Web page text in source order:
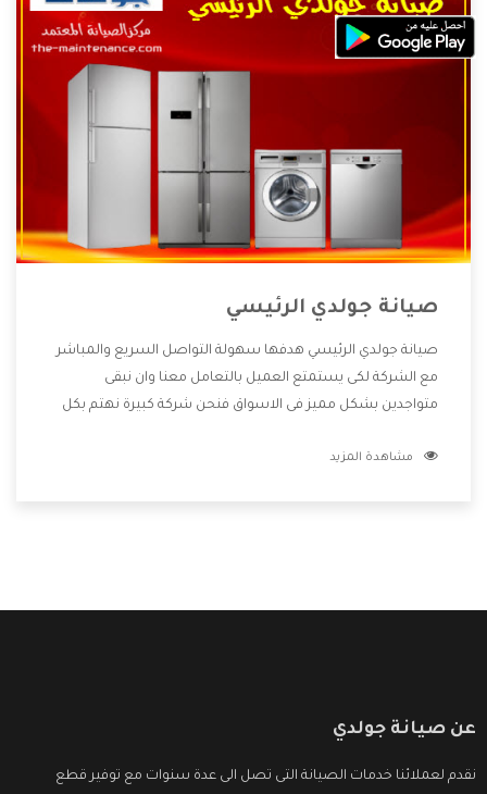
صيانة جولدي الرئيسي
صيانة جولدي الرئيسي هدفها سهولة التواصل السريع والمباشر
مع الشركة لكى يستمتع العميل بالتعامل معنا وان نبقى
متواجدين بشكل مميز فى الاسواق فنحن شركة كبيرة نهتم بكل
الشركة بها والتى تكون منها خدمة الصيانة التى تكون من أهم
مشاهدة المزيد
عن صيانة جولدي
نقدم لعملائنا خدمات الصيانة التى تصل الى عدة سنوات مع توفير قطع